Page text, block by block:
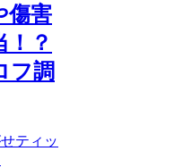
傷害
！？
フ調
ティッ